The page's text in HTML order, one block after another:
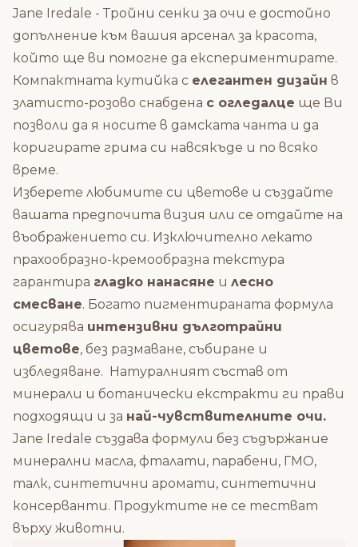
Jane Iredale - Тройни сенки за очи е достойно
допълнение към вашия арсенал за красота,
който ще ви помогне да експериментирате.
Компактната кутийка с елегантен дизайн в
златисто-розово снабдена с огледалце ще Ви
позволи да я носите в дамската чанта и да
коригирате грима си навсякъде и по всяко
време.
Изберете любимите си цветове и създайте
вашата предпочита визия или се отдайте на
въображението си. Изключително лекато
прахообразно-кремообразна текстура
гарантира гладко нанасяне и лесно
смесване. Богато пигментираната формула
осигурява интензивни дълготрайни
цветове, без размаване, събиране и
избледяване. Натуралният състав от
минерали и ботанически екстракти ги прави
подходящи и за най-чувствителните очи.
Jane Iredale създава формули без съдържание
минерални масла, фталати, парабени, ГМО,
талк, синтетични аромати, синтетични
консерванти. Продуктите не се тестват
върху животни.